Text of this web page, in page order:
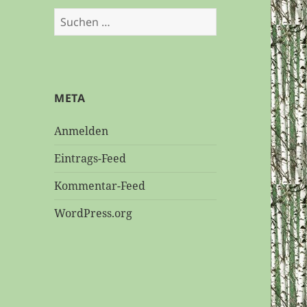
Suchen
nach:
META
Anmelden
Eintrags-Feed
Kommentar-Feed
WordPress.org